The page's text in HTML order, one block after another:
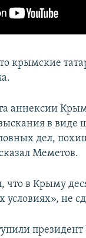
крымские
аннексии
в виде
дел,
Меметов.
что в Крыму
условиях», не